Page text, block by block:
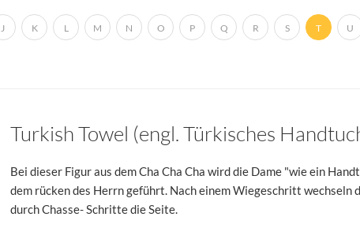
J K L M N O P Q R S T U
Turkish Towel (engl. Türkisches
Bei dieser Figur aus dem Cha Cha Cha wird die Dame "wie ein
dem rücken des Herrn geführt. Nach einem Wiegeschritt wechseln
durch Chasse- Schritte die Seite.